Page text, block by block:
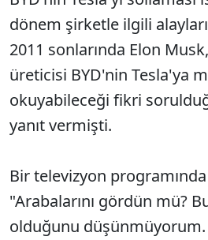
dönem şirketle ilgili
2011 sonlarında Elon
üreticisi BYD'nin Tesla'ya
okuyabileceği fikri
yanıt vermişti.
Bir televizyon
"Arabalarını gördün mü?
olduğunu